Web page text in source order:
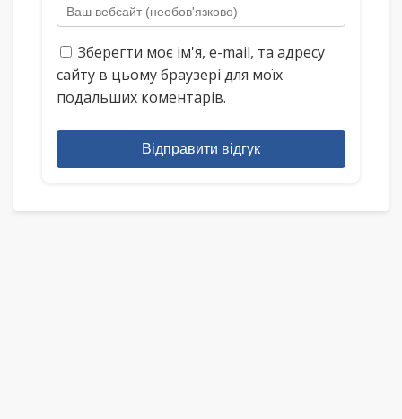
Зберегти моє ім'я, e-mail, та адресу
сайту в цьому браузері для моїх
подальших коментарів.
Відправити відгук